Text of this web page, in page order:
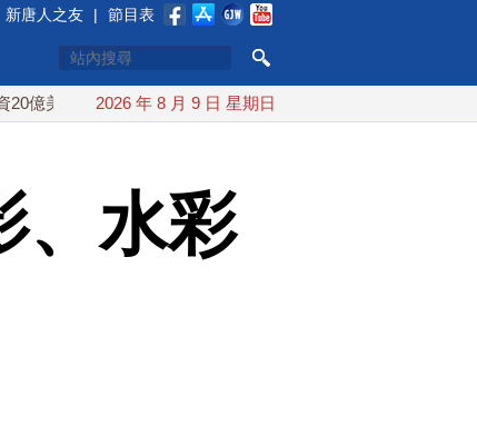
新唐人之友 | 節目表
中東局勢動盪 土耳其沙特巴基斯坦誓共同防禦
2026 年 8 月 9 日 星期日
、水彩